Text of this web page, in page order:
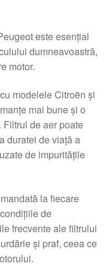
este esențial
dumneavoastră,
motor.
modelele Citroën și
mai bune și o
de aer poate
duratei de viață a
de impuritățile
la fiecare
de
frecvente ale filtrului
și praf, ceea ce